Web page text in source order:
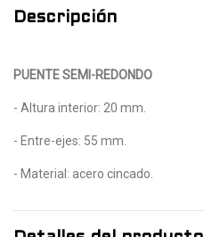
Descripción
PUENTE SEMI-REDONDO
- Altura interior: 20 mm.
- Entre-ejes: 55 mm.
- Material: acero cincado.